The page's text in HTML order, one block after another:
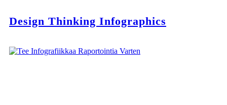
Design Thinking Infographics